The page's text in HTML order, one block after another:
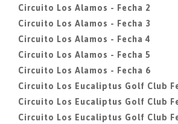
Circuito Los Alamos - Fecha 2
Circuito Los Alamos - Fecha 3
Circuito Los Alamos - Fecha 4
Circuito Los Alamos - Fecha 5
Circuito Los Alamos - Fecha 6
Circuito Los Eucaliptus Golf Club
Circuito Los Eucaliptus Golf Club
Circuito Los Eucaliptus Golf Club